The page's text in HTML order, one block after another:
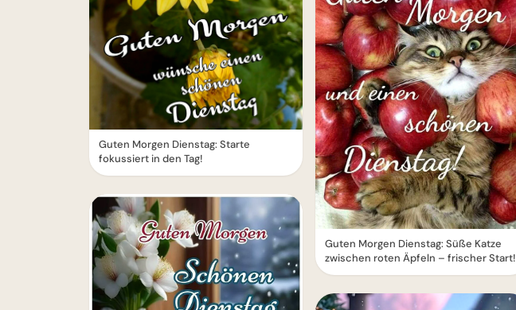
Guten Morgen Dienstag: Starte
fokussiert in den Tag!
Guten Morgen Dienstag: Süße Katze
zwischen roten Äpfeln – frischer Start!